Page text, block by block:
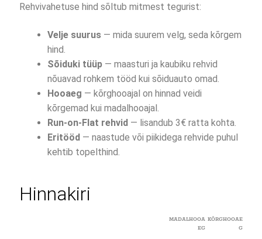
Rehvivahetuse hind sõltub mitmest tegurist:
Velje suurus— mida suurem velg, seda kõrgem
hind.
Sõiduki tüüp— maasturi ja kaubiku rehvid
nõuavad rohkem tööd kui sõiduauto omad.
Hooaeg — kõrghooajal on hinnad veidi
kõrgemad kui madalhooajal.
Run-on-Flat rehvid— lisandub 3€ ratta kohta.
Eritööd— naastude või piikidega rehvide puhul
kehtib topelthind.
Hinnakiri
MADALHOOA
EG
KÕRGHOOAE
G